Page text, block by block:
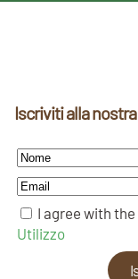
Iscriviti alla
I agree with the
Utilizzo